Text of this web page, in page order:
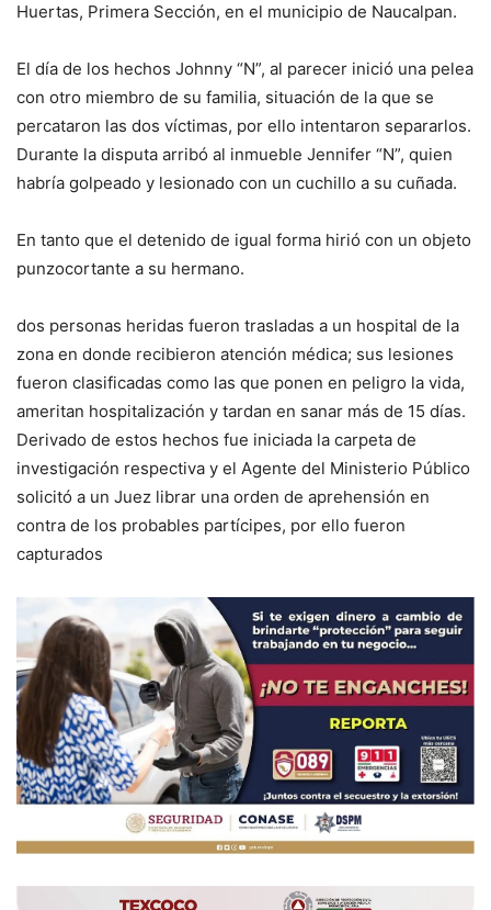
Huertas, Primera Sección, en el municipio de Naucalpan.
El día de los hechos Johnny “N”, al parecer inició una pelea
con otro miembro de su familia, situación de la que se
percataron las dos víctimas, por ello intentaron separarlos.
Durante la disputa arribó al inmueble Jennifer “N”, quien
habría golpeado y lesionado con un cuchillo a su cuñada.
En tanto que el detenido de igual forma hirió con un objeto
punzocortante a su hermano.
dos personas heridas fueron trasladas a un hospital de la
zona en donde recibieron atención médica; sus lesiones
fueron clasificadas como las que ponen en peligro la vida,
ameritan hospitalización y tardan en sanar más de 15 días.
Derivado de estos hechos fue iniciada la carpeta de
investigación respectiva y el Agente del Ministerio Público
solicitó a un Juez librar una orden de aprehensión en
contra de los probables partícipes, por ello fueron
capturados